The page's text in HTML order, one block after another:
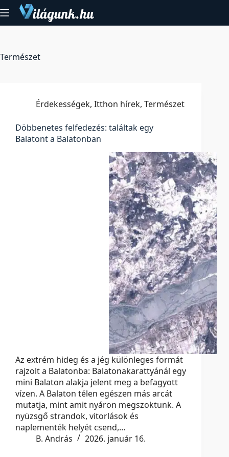
to
content
Természet
Érdekességek, Itthon hírek, Természet
Döbbenetes felfedezés: találtak egy
Balatont a Balatonban
Az extrém hideg és a jég különleges formát
rajzolt a Balatonba: Balatonakarattyánál egy
mini Balaton alakja jelent meg a befagyott
vízen. A Balaton télen egészen más arcát
mutatja, mint amit nyáron megszoktunk. A
nyüzsgő strandok, vitorlások és
naplementék helyét csend,…
B. András
2026. január 16.